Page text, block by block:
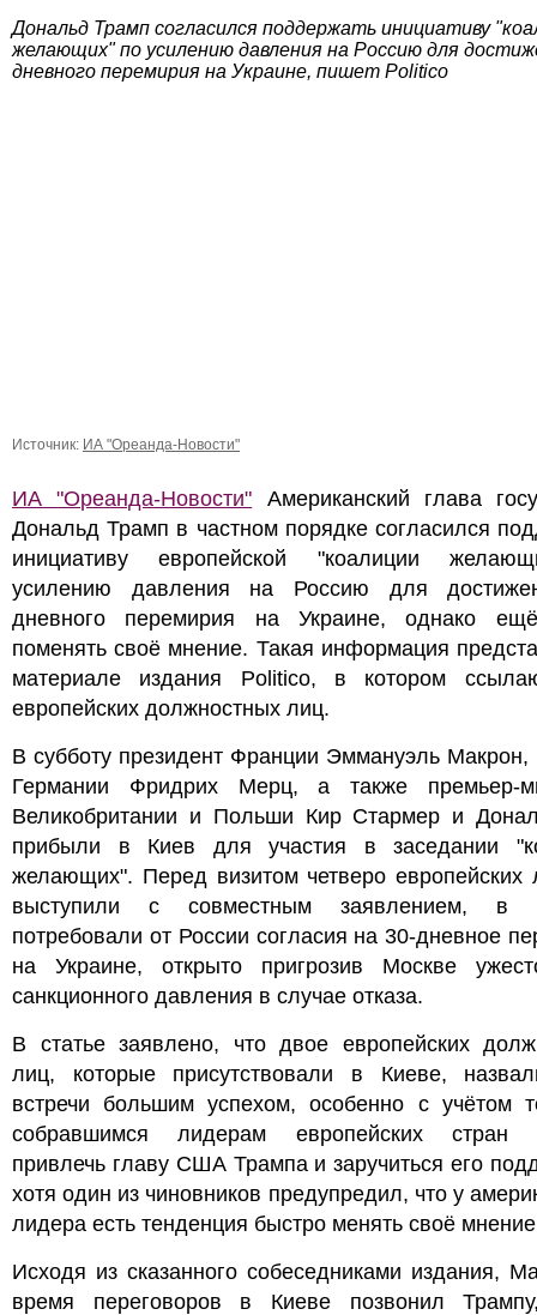
Дональд Трамп согласился поддержать инициативу
желающих" по усилению давления на Россию для
дневного перемирия на Украине, пишет Politico
Источник: ИА "Ореанда-Новости"
ИА "Ореанда-Новости" Американский глава
Дональд Трамп в частном порядке согласился
инициативу европейской "коалиции
усилению давления на Россию для
дневного перемирия на Украине, однако
поменять своё мнение. Такая информация
материале издания Politico, в котором
европейских должностных лиц.
В субботу президент Франции Эммануэль Макрон,
Германии Фридрих Мерц, а также премьер-
Великобритании и Польши Кир Стармер и
прибыли в Киев для участия в заседании
желающих". Перед визитом четверо европейских
выступили с совместным заявлением, в
потребовали от России согласия на 30-дневное
на Украине, открыто пригрозив Москве
санкционного давления в случае отказа.
В статье заявлено, что двое европейских
лиц, которые присутствовали в Киеве,
встречи большим успехом, особенно с учётом
собравшимся лидерам европейских стран
привлечь главу США Трампа и заручиться его
хотя один из чиновников предупредил, что у
лидера есть тенденция быстро менять своё
Исходя из сказанного собеседниками издания,
время переговоров в Киеве позвонил